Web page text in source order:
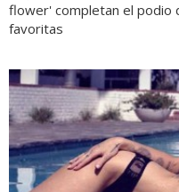
flower' completan el podio
favoritas